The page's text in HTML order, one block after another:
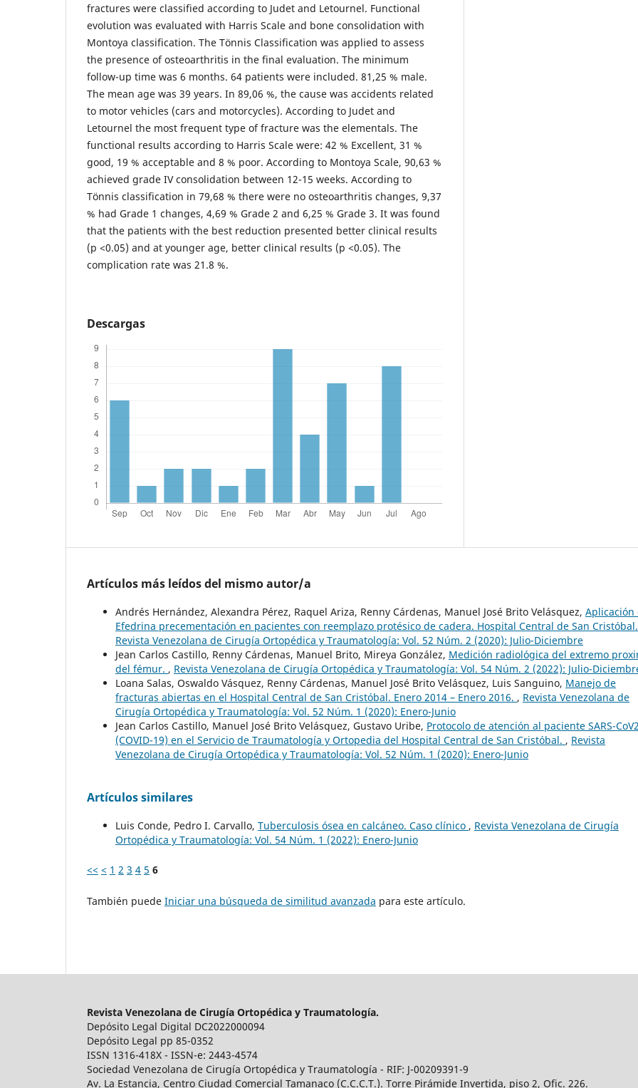
fractures were classified according to Judet and Letournel. Functional
evolution was evaluated with Harris Scale and bone consolidation with
Montoya classification. The Tönnis Classification was applied to assess
the presence of osteoarthritis in the final evaluation. The minimum
follow-up time was 6 months. 64 patients were included. 81,25 % male.
The mean age was 39 years. In 89,06 %, the cause was accidents related
to motor vehicles (cars and motorcycles). According to Judet and
Letournel the most frequent type of fracture was the elementals. The
functional results according to Harris Scale were: 42 % Excellent, 31 %
good, 19 % acceptable and 8 % poor. According to Montoya Scale, 90,63 %
achieved grade IV consolidation between 12-15 weeks. According to
Tönnis classification in 79,68 % there were no osteoarthritis changes, 9,37
% had Grade 1 changes, 4,69 % Grade 2 and 6,25 % Grade 3. It was found
that the patients with the best reduction presented better clinical results
(p <0.05) and at younger age, better clinical results (p <0.05). The
complication rate was 21.8 %.
Descargas
Artículos más leídos del mismo autor/a
Andrés Hernández, Alexandra Pérez, Raquel Ariza, Renny Cárdenas, Manuel José Brito Velásquez, Aplicación
Efedrina precementación en pacientes con reemplazo protésico de cadera. Hospital Central de San Cristóbal.
Revista Venezolana de Cirugía Ortopédica y Traumatología: Vol. 52 Núm. 2 (2020): Julio-Diciembre
Jean Carlos Castillo, Renny Cárdenas, Manuel Brito, Mireya González, Medición radiológica del extremo
del fémur. , Revista Venezolana de Cirugía Ortopédica y Traumatología: Vol. 54 Núm. 2 (2022): Julio-
Loana Salas, Oswaldo Vásquez, Renny Cárdenas, Manuel José Brito Velásquez, Luis Sanguino, Manejo de
fracturas abiertas en el Hospital Central de San Cristóbal. Enero 2014 – Enero 2016. , Revista Venezolana de
Cirugía Ortopédica y Traumatología: Vol. 52 Núm. 1 (2020): Enero-Junio
Jean Carlos Castillo, Manuel José Brito Velásquez, Gustavo Uribe, Protocolo de atención al paciente SARS-CoV2
(COVID-19) en el Servicio de Traumatología y Ortopedia del Hospital Central de San Cristóbal. , Revista
Venezolana de Cirugía Ortopédica y Traumatología: Vol. 52 Núm. 1 (2020): Enero-Junio
Artículos similares
Luis Conde, Pedro I. Carvallo, Tuberculosis ósea en calcáneo. Caso clínico , Revista Venezolana de Cirugía
Ortopédica y Traumatología: Vol. 54 Núm. 1 (2022): Enero-Junio
<< < 1 2 3 4 5 6
También puede Iniciar una búsqueda de similitud avanzada para este artículo.
Revista Venezolana de Cirugía Ortopédica y Traumatología.
Depósito Legal Digital DC2022000094
Depósito Legal pp 85-0352
ISSN 1316-418X - ISSN-e: 2443-4574
Sociedad Venezolana de Cirugía Ortopédica y Traumatología - RIF: J-00209391-9
Av. La Estancia, Centro Ciudad Comercial Tamanaco (C.C.C.T.). Torre Pirámide Invertida, piso 2, Ofic. 226.